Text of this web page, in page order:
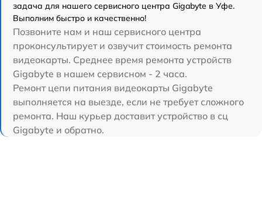
задача для нашего сервисного центра Gigabyte в Уфе.
Выполним быстро и качественно!
Позвоните нам и наш сервисного центра
проконсультирует и озвучит стоимость ремонта
видеокарты. Среднее время ремонта устройств
Gigabyte в нашем сервисном - 2 часа.
Ремонт цепи питания видеокарты Gigabyte
выполняется на выезде, если не требует сложного
ремонта. Наш курьер доставит устройство в сц
Gigabyte и обратно.